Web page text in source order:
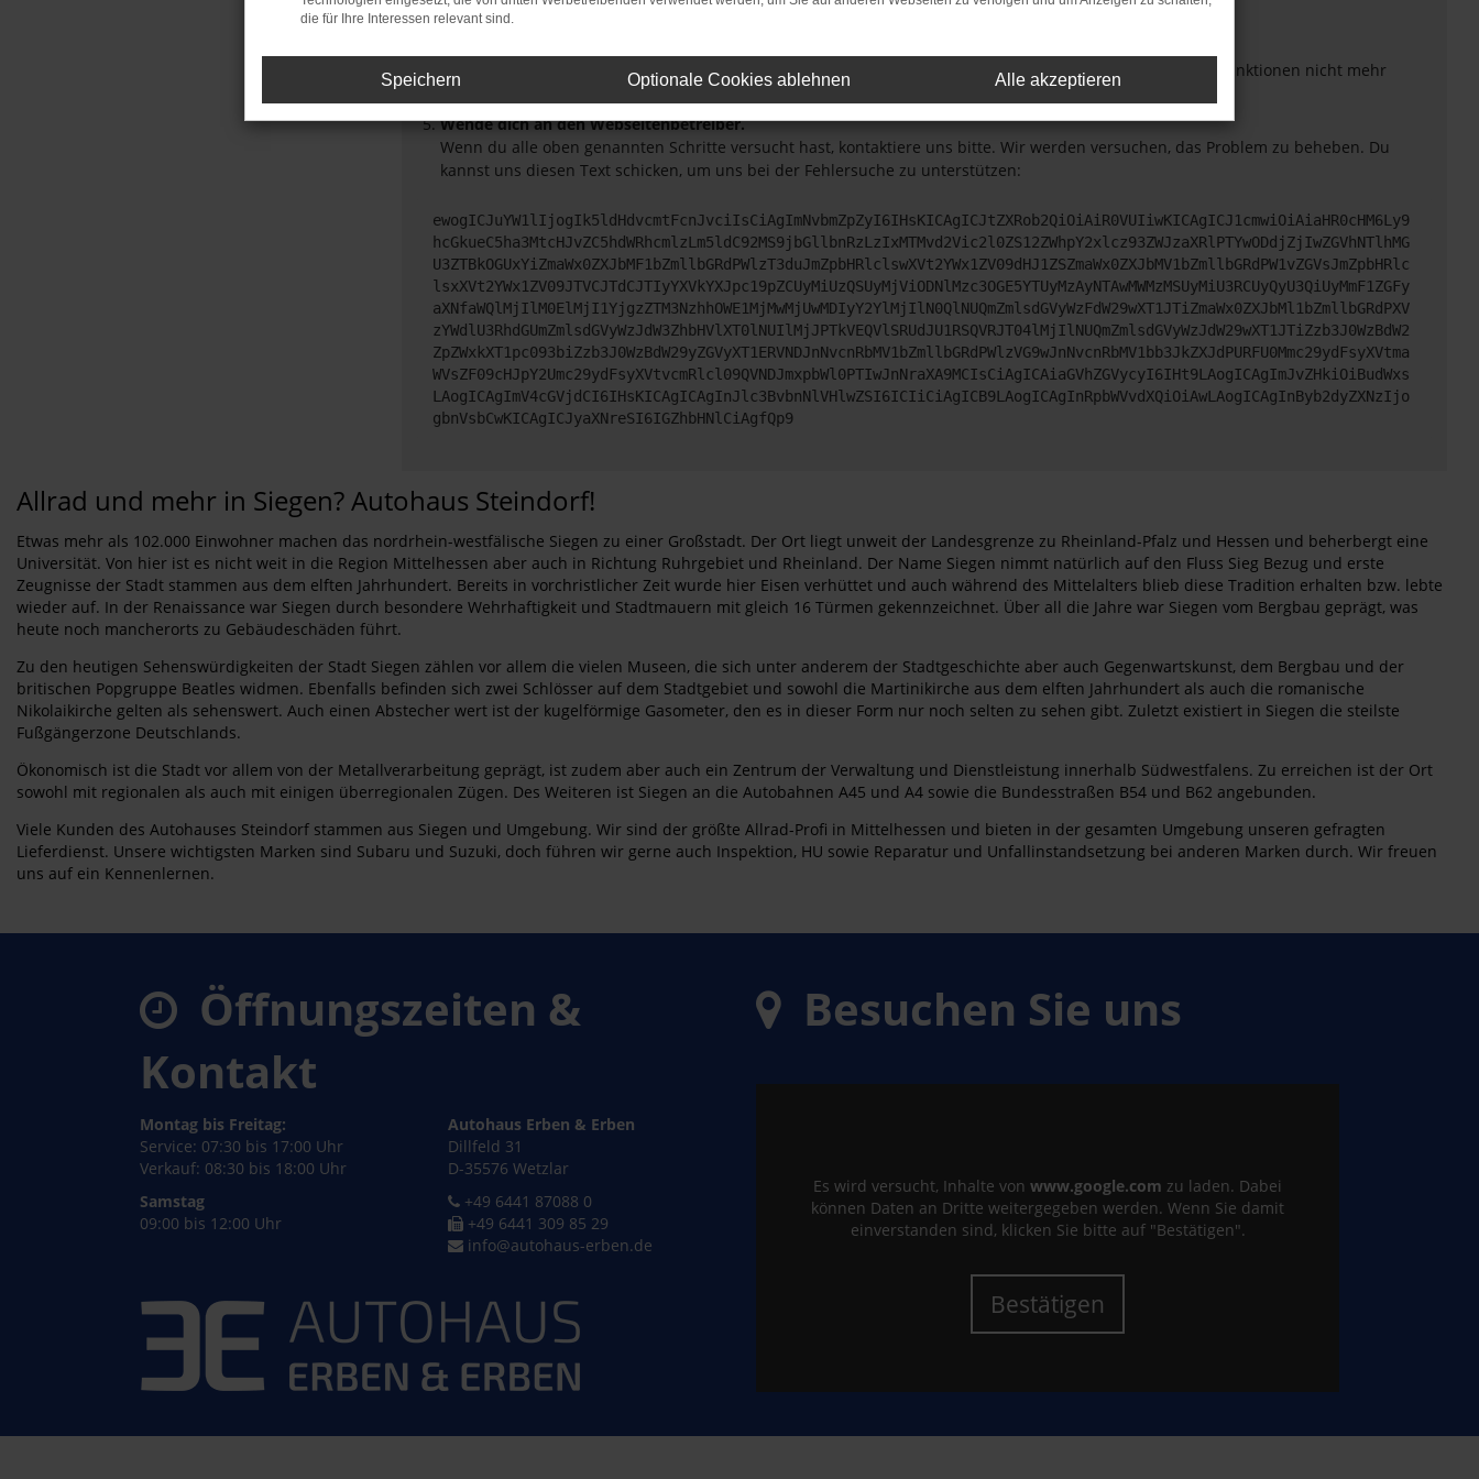
Das kann manchmal helfen, vorübergehende Probleme zu beheben.
Veraltete Software birgt nicht nur ein Sicherheitsrisiko, sondern kann auch dazu führen, dass bestimmte Funktionen nicht mehr
unterstützt werden.
Wende dich an den Webseitenbetreiber.
Wenn du alle oben genannten Schritte versucht hast, kontaktiere uns bitte. Wir werden versuchen, das Problem zu beheben. Du
kannst uns diesen Text schicken, um uns bei der Fehlersuche zu unterstützen:
ewogICJuYW1lIjogIk5ldHdvcmtFcnJvciIsCiAgImNvbmZpZyI6IHsKICAgICJtZXRob2QiOiAiR0VUIiwKICAgICJ1cmwiOiAiaHR0cHM6Ly9
hcGkueC5ha3MtcHJvZC5hdWRhcmlzLm5ldC92MS9jbGllbnRzLzIxMTMvd2Vic2l0ZS12ZWhpY2xlcz93ZWJzaXRlPTYwODdjZjIwZGVhNTlhMG
U3ZTBkOGUxYiZmaWx0ZXJbMF1bZmllbGRdPWlzT3duJmZpbHRlclswXVt2YWx1ZV09dHJ1ZSZmaWx0ZXJbMV1bZmllbGRdPW1vZGVsJmZpbHRlc
lsxXVt2YWx1ZV09JTVCJTdCJTIyYXVkYXJpc19pZCUyMiUzQSUyMjViODNlMzc3OGE5YTUyMzAyNTAwMWMzMSUyMiU3RCUyQyU3QiUyMmF1ZGFy
aXNfaWQlMjIlM0ElMjI1YjgzZTM3NzhhOWE1MjMwMjUwMDIyY2YlMjIlN0QlNUQmZmlsdGVyWzFdW29wXT1JTiZmaWx0ZXJbMl1bZmllbGRdPXV
zYWdlU3RhdGUmZmlsdGVyWzJdW3ZhbHVlXT0lNUIlMjJPTkVEQVlSRUdJU1RSQVRJT04lMjIlNUQmZmlsdGVyWzJdW29wXT1JTiZzb3J0WzBdW2
ZpZWxkXT1pc093biZzb3J0WzBdW29yZGVyXT1ERVNDJnNvcnRbMV1bZmllbGRdPWlzVG9wJnNvcnRbMV1bb3JkZXJdPURFU0Mmc29ydFsyXVtma
WVsZF09cHJpY2Umc29ydFsyXVtvcmRlcl09QVNDJmxpbWl0PTIwJnNraXA9MCIsCiAgICAiaGVhZGVycyI6IHt9LAogICAgImJvZHkiOiBudWxs
LAogICAgImV4cGVjdCI6IHsKICAgICAgInJlc3BvbnNlVHlwZSI6ICIiCiAgICB9LAogICAgInRpbWVvdXQiOiAwLAogICAgInByb2dyZXNzIjo
gbnVsbCwKICAgICJyaXNreSI6IGZhbHNlCiAgfQp9
Allrad und mehr in Siegen? Autohaus Steindorf!
Etwas mehr als 102.000 Einwohner machen das nordrhein-westfälische Siegen zu einer Großstadt. Der Ort liegt unweit der Landesgrenze zu Rheinland-Pfalz und Hessen und beherbergt eine
Universität. Von hier ist es nicht weit in die Region Mittelhessen aber auch in Richtung Ruhrgebiet und Rheinland. Der Name Siegen nimmt natürlich auf den Fluss Sieg Bezug und erste
Zeugnisse der Stadt stammen aus dem elften Jahrhundert. Bereits in vorchristlicher Zeit wurde hier Eisen verhüttet und auch während des Mittelalters blieb diese Tradition erhalten bzw. lebte
wieder auf. In der Renaissance war Siegen durch besondere Wehrhaftigkeit und Stadtmauern mit gleich 16 Türmen gekennzeichnet. Über all die Jahre war Siegen vom Bergbau geprägt, was
heute noch mancherorts zu Gebäudeschäden führt.
Zu den heutigen Sehenswürdigkeiten der Stadt Siegen zählen vor allem die vielen Museen, die sich unter anderem der Stadtgeschichte aber auch Gegenwartskunst, dem Bergbau und der
britischen Popgruppe Beatles widmen. Ebenfalls befinden sich zwei Schlösser auf dem Stadtgebiet und sowohl die Martinikirche aus dem elften Jahrhundert als auch die romanische
Nikolaikirche gelten als sehenswert. Auch einen Abstecher wert ist der kugelförmige Gasometer, den es in dieser Form nur noch selten zu sehen gibt. Zuletzt existiert in Siegen die steilste
Fußgängerzone Deutschlands.
Ökonomisch ist die Stadt vor allem von der Metallverarbeitung geprägt, ist zudem aber auch ein Zentrum der Verwaltung und Dienstleistung innerhalb Südwestfalens. Zu erreichen ist der Ort
sowohl mit regionalen als auch mit einigen überregionalen Zügen. Des Weiteren ist Siegen an die Autobahnen A45 und A4 sowie die Bundesstraßen B54 und B62 angebunden.
Viele Kunden des Autohauses Steindorf stammen aus Siegen und Umgebung. Wir sind der größte Allrad-Profi in Mittelhessen und bieten in der gesamten Umgebung unseren gefragten
Lieferdienst. Unsere wichtigsten Marken sind Subaru und Suzuki, doch führen wir gerne auch Inspektion, HU sowie Reparatur und Unfallinstandsetzung bei anderen Marken durch. Wir freuen
uns auf ein Kennenlernen.
Öffnungszeiten &
Kontakt
Montag bis Freitag:
Service: 07:30 bis 17:00 Uhr
Verkauf: 08:30 bis 18:00 Uhr
Samstag
09:00 bis 12:00 Uhr
Autohaus Erben & Erben
Dillfeld 31
D-35576 Wetzlar
+49 6441 87088 0
+49 6441 309 85 29
info@autohaus-erben.de
Besuchen Sie uns
Es wird versucht, Inhalte von www.google.com zu laden. Dabei
können Daten an Dritte weitergegeben werden. Wenn Sie damit
einverstanden sind, klicken Sie bitte auf "Bestätigen".
Bestätigen
die für Ihre Interessen relevant sind.
Speichern Optionale Cookies ablehnen Alle akzeptieren